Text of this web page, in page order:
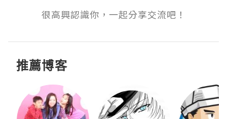
很高興認識你，一起分享交流吧！
推薦博客